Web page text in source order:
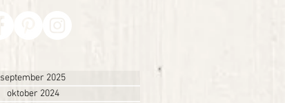
september 2025
oktober 2024